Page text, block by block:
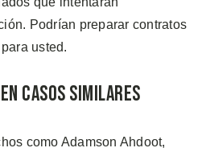
Podrían preparar contratos
usted.
Casos Similares
como Adamson Ahdoot,